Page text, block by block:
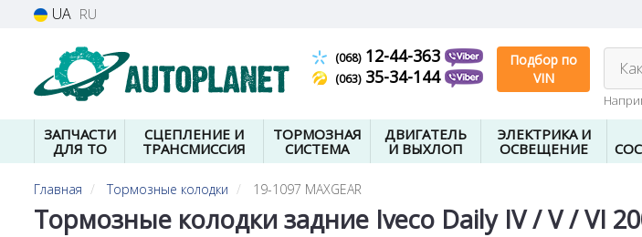
UA RU
(068)12-44-363
(063)35-34-144
Подбор по
VIN
ЗАПЧАСТИ
ДЛЯ ТО
СЦЕПЛЕНИЕ И
ТРАНСМИССИЯ
ТОРМОЗНАЯ
СИСТЕМА
ДВИГАТЕЛЬ
И ВЫХЛОП
ЭЛЕКТРИКА И
ОСВЕЩЕНИЕ
Главная Тормозные колодки 19-1097 MAXGEAR
Тормозные колодки задние Iveco Daily IV / V / VI